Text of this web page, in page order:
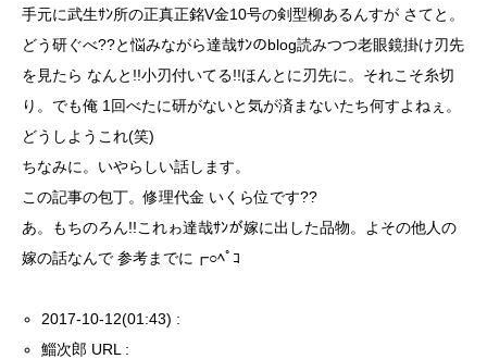
手元に武生ｻﾝ所の正真正銘V金10号の剣型柳あるんすが さてと。
どう研ぐべ??と悩みながら達哉ｻﾝのblog読みつつ老眼鏡掛け刃先
を見たら なんと!!小刃付いてる!!ほんとに刃先に。それこそ糸切
り。でも俺 1回べたに研がないと気が済まないたち何すよねぇ。
どうしようこれ(笑)
ちなみに。いやらしい話します。
この記事の包丁。修理代金 いくら位です??
あ。もちのろん!!これゎ達哉ｻﾝが嫁に出した品物。よその他人の
嫁の話なんで 参考までに┏○ﾍﾟｺ
2017-10-12(01:43) :
鯔次郎 URL :